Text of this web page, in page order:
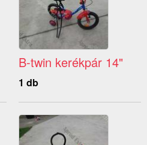
B-twin kerékpár 14"
1 db